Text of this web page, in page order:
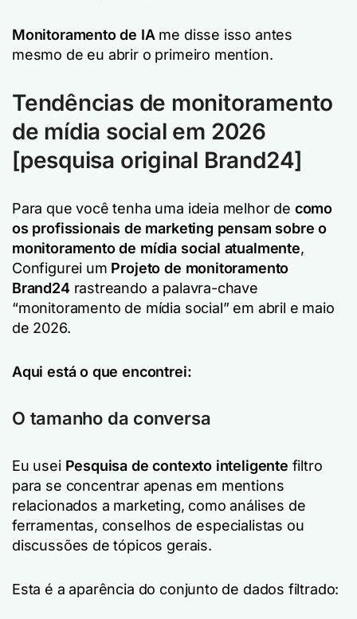
Monitoramento de IAme disse isso antes
mesmo de eu abrir o primeiro mention.
Tendências de monitoramento
de mídia social em 2026
[pesquisa original Brand24]
Para que você tenha uma ideia melhor de como
os profissionais de marketing pensam sobre o
monitoramento de mídia social atualmente,
Configurei um Projeto de monitoramento
Brand24rastreando a palavra-chave
“monitoramento de mídia social” em abril e maio
de 2026.
Aqui está o que encontrei:
O tamanho da conversa
Eu usei Pesquisa de contexto inteligente filtro
para se concentrar apenas em mentions
relacionados a marketing, como análises de
ferramentas, conselhos de especialistas ou
discussões de tópicos gerais.
Esta é a aparência do conjunto de dados filtrado: